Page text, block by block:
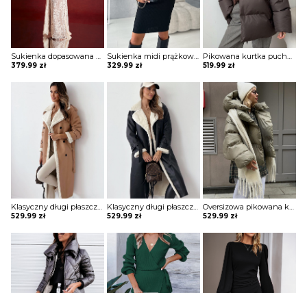
379.99 zł
Sukienka midi prążkowana Adalciza
329.99 zł 519.99 zł
529.99 zł
Klasyczny długi płaszcz z futrem i paskiem Sherri
529.99 zł 529.99 zł